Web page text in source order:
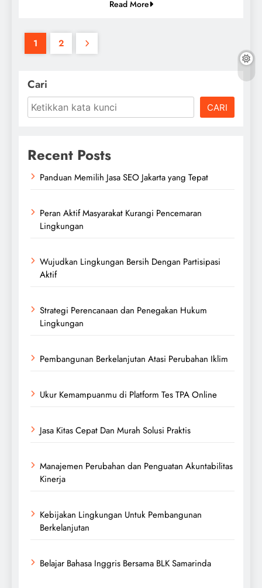
Read More
1 2
Cari
CARI
Recent Posts
Panduan Memilih Jasa SEO Jakarta yang Tepat
Peran Aktif Masyarakat Kurangi Pencemaran
Lingkungan
Wujudkan Lingkungan Bersih Dengan Partisipasi
Aktif
Strategi Perencanaan dan Penegakan Hukum
Lingkungan
Pembangunan Berkelanjutan Atasi Perubahan Iklim
Ukur Kemampuanmu di Platform Tes TPA Online
Jasa Kitas Cepat Dan Murah Solusi Praktis
Manajemen Perubahan dan Penguatan Akuntabilitas
Kinerja
Kebijakan Lingkungan Untuk Pembangunan
Berkelanjutan
Belajar Bahasa Inggris Bersama BLK Samarinda